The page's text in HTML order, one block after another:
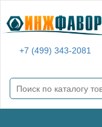
+7 (499) 343-2081